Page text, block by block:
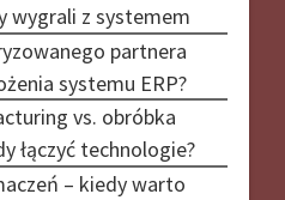
wygrali z systemem
partnera
systemu ERP?
vs. obróbka
łączyć technologie?
– kiedy warto